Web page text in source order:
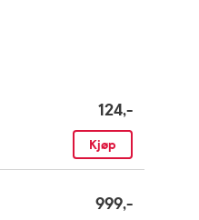
124,-
Kjøp
999,-